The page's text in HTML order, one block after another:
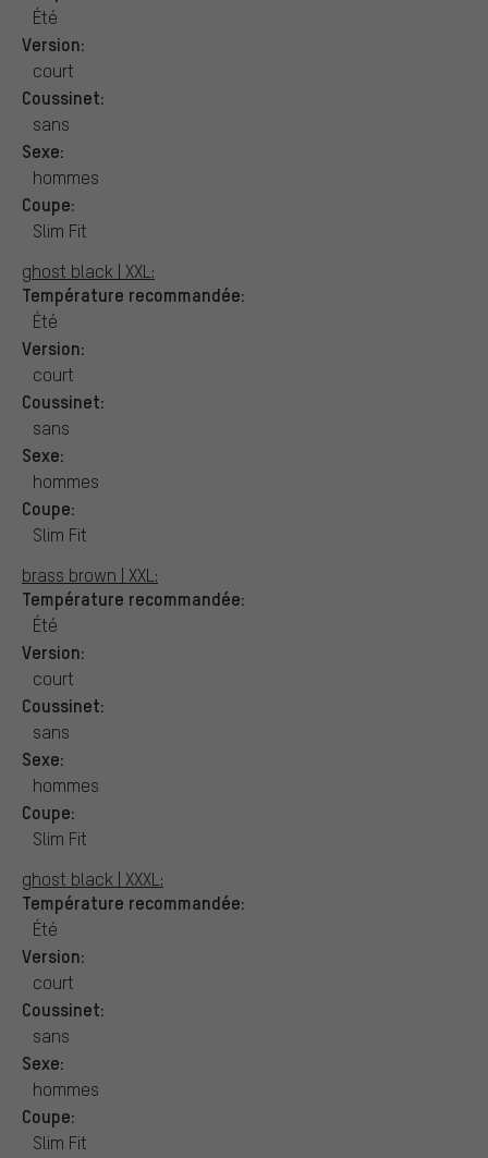
Été
Version:
court
Coussinet:
sans
Sexe:
hommes
Coupe:
Slim Fit
ghost black | XXL:
Température recommandée:
Été
Version:
court
Coussinet:
sans
Sexe:
hommes
Coupe:
Slim Fit
brass brown | XXL:
Température recommandée:
Été
Version:
court
Coussinet:
sans
Sexe:
hommes
Coupe:
Slim Fit
ghost black | XXXL:
Température recommandée:
Été
Version:
court
Coussinet:
sans
Sexe:
hommes
Coupe:
Slim Fit